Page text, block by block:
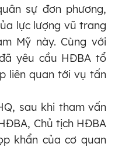
sự đơn phương,
lực lượng vũ trang
Mỹ này. Cùng với
yêu cầu HĐBA tổ
liên quan tới vụ tấn
sau khi tham vấn
Chủ tịch HĐBA
khẩn của cơ quan